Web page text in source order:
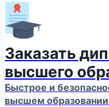
Заказать
высшего
Быстрое и
высшем